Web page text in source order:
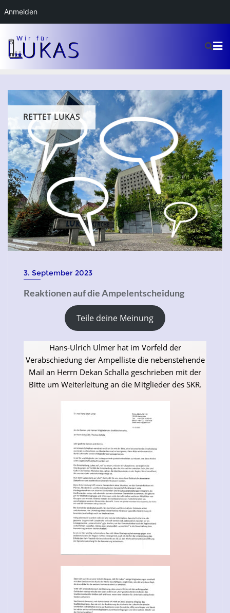
Anmelden
RETTET LUKAS
3. September 2023
Reaktionen auf die Ampelentscheidung
Teile deine Meinung
Hans-Ulrich Ulmer hat im Vorfeld der
Verabschiedung der Ampelliste die nebenstehende
Mail an Herrn Dekan Schalla geschrieben mit der
Bitte um Weiterleitung an die Mitglieder des SKR.